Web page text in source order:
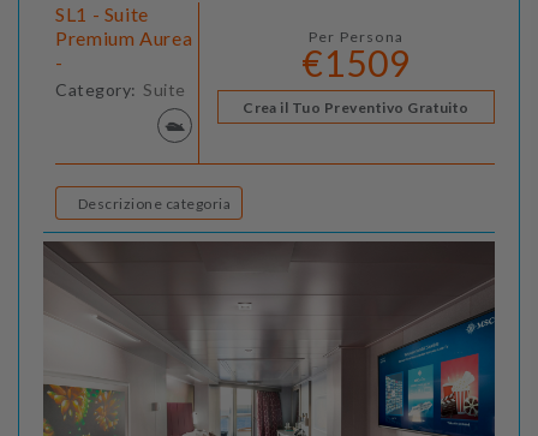
SL1 - Suite
Premium Aurea
-
Category: Suite
Per Persona
€1509
Crea il Tuo Preventivo Gratuito
Descrizione categoria